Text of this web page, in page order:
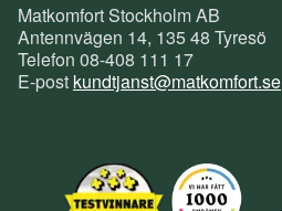
Matkomfort Stockholm AB
Antennvägen 14, 135 48 Tyresö
Telefon 08-408 111 17
E-post kundtjanst@matkomfort.se